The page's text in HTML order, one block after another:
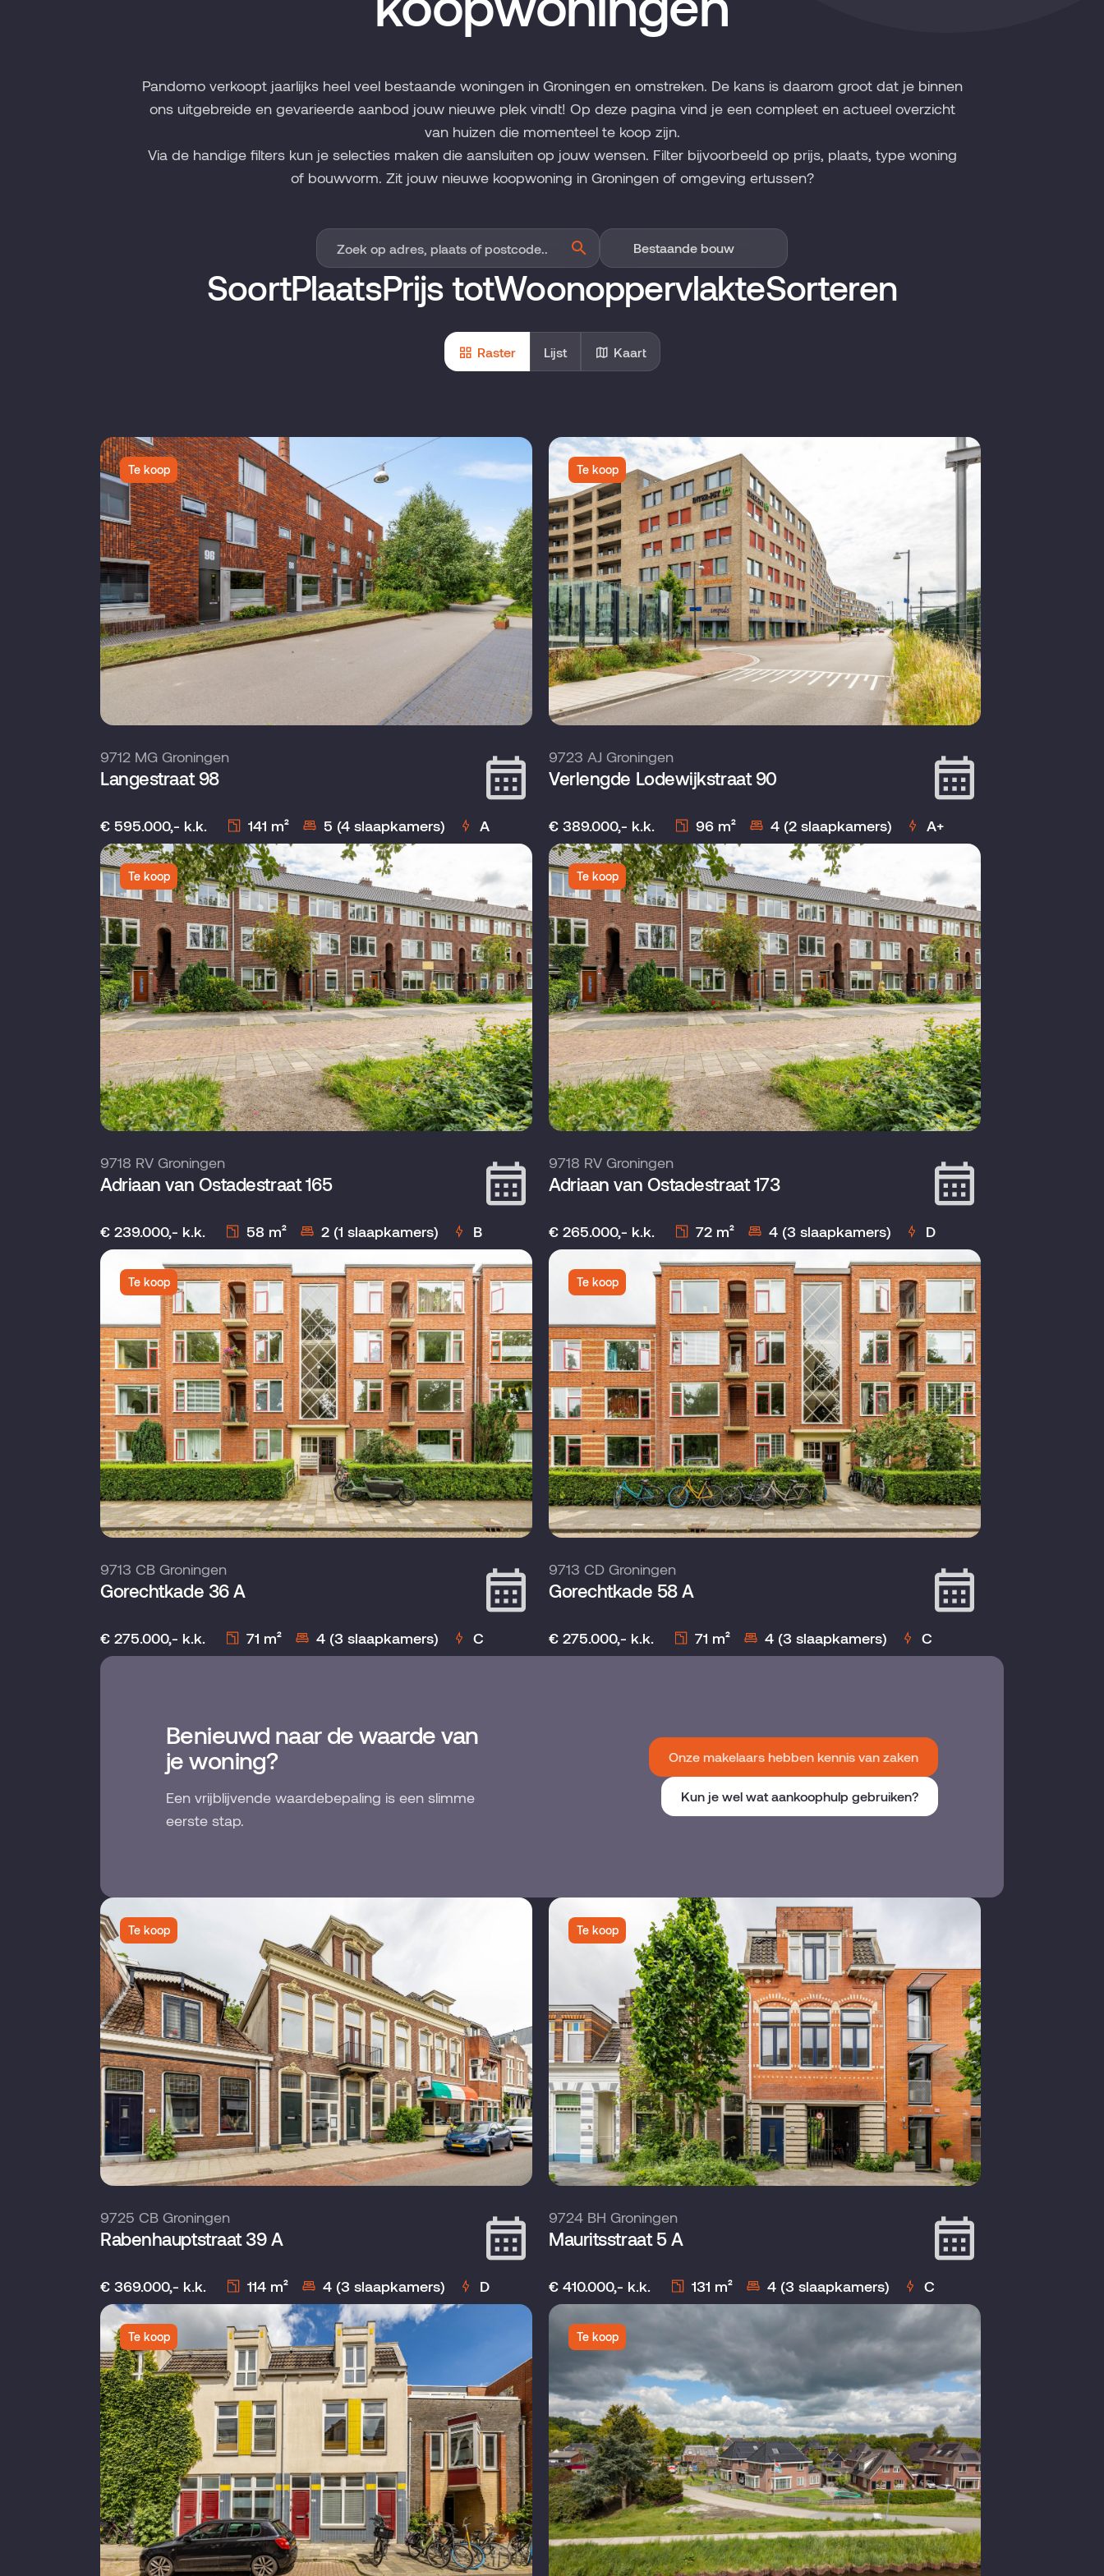
Pandomo verkoopt jaarlijks heel veel bestaande woningen in Groningen en omstreken. De kans is daarom groot dat je binnen
ons uitgebreide en gevarieerde aanbod jouw nieuwe plek vindt! Op deze pagina vind je een compleet en actueel overzicht
van huizen die momenteel te koop zijn.
Via de handige filters kun je selecties maken die aansluiten op jouw wensen. Filter bijvoorbeeld op prijs, plaats, type woning
of bouwvorm. Zit jouw nieuwe koopwoning in Groningen of omgeving ertussen?
SoortPlaatsPrijs totWoonoppervlakteSorteren
Raster Lijst Kaart
Te koop
9712 MG Groningen
Langestraat 98
€ 595.000,- k.k. 141 m² 5 (4 slaapkamers) A
Te koop
9723 AJ Groningen
Verlengde Lodewijkstraat 90
€ 389.000,- k.k. 96 m² 4 (2 slaapkamers) A+
Te koop
9718 RV Groningen
Adriaan van Ostadestraat 165
€ 239.000,- k.k. 58 m² 2 (1 slaapkamers) B
Te koop
9718 RV Groningen
Adriaan van Ostadestraat 173
€ 265.000,- k.k. 72 m² 4 (3 slaapkamers) D
Te koop
9713 CB Groningen
Gorechtkade 36 A
€ 275.000,- k.k. 71 m² 4 (3 slaapkamers) C
Te koop
9713 CD Groningen
Gorechtkade 58 A
€ 275.000,- k.k. 71 m² 4 (3 slaapkamers) C
Benieuwd naar de waarde van
je woning?
Een vrijblijvende waardebepaling is een slimme
eerste stap.
Onze makelaars hebben kennis van zaken
Kun je wel wat aankoophulp gebruiken?
Te koop
9725 CB Groningen
Rabenhauptstraat 39 A
€ 369.000,- k.k. 114 m² 4 (3 slaapkamers) D
Te koop
9724 BH Groningen
Mauritsstraat 5 A
€ 410.000,- k.k. 131 m² 4 (3 slaapkamers) C
Te koop Te koop